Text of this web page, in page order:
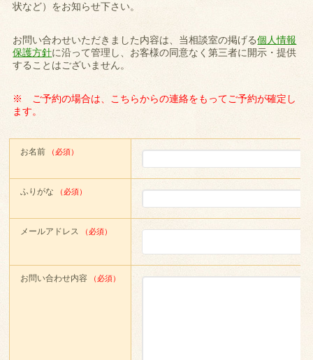
状など）をお知らせ下さい。
お問い合わせいただきました内容は、当相談室の掲げる個人情報
保護方針に沿って管理し、お客様の同意なく第三者に開示・提供
することはございません。
※ ご予約の場合は、こちらからの連絡をもってご予約が確定し
ます。
お名前 （必須）
ふりがな （必須）
メールアドレス （必須）
お問い合わせ内容 （必須）